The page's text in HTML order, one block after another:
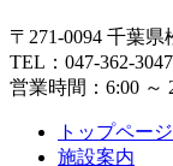
〒271-0094 千葉
TEL：047-362-
営業時間：6:00 ～
トップページ
施設案内